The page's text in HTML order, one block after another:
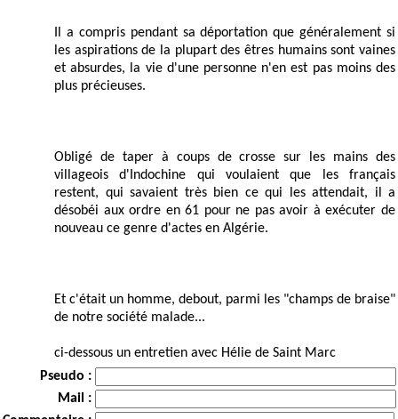
Il a compris pendant sa déportation que généralement si
les aspirations de la plupart des êtres humains sont vaines
et absurdes, la vie d'une personne n'en est pas moins des
plus précieuses.
Obligé de taper à coups de crosse sur les mains des
villageois d'Indochine qui voulaient que les français
restent, qui savaient très bien ce qui les attendait, il a
désobéi aux ordre en 61 pour ne pas avoir à exécuter de
nouveau ce genre d'actes en Algérie.
Et c'était un homme, debout, parmi les "champs de braise"
de notre société malade...
ci-dessous un entretien avec Hélie de Saint Marc
Pseudo :
Mail :